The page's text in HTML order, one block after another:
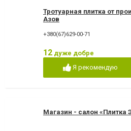
Тротуарная плитка от
Азов
+380(67)629-00-71
12 дуже добре
Я рекомендую
Магазин - салон «Плитка